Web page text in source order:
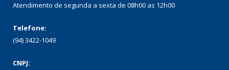
Atendimento de segunda a sexta de 08h00 as 12h00
Telefone:
(94) 3422-1049
CNPJ: